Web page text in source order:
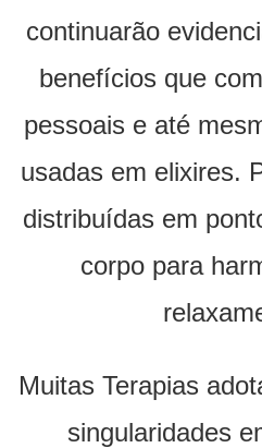
continuarão
benefícios que
pessoais e até
usadas em elixires.
distribuídas em
corpo para
Muitas Terapias
singularidades